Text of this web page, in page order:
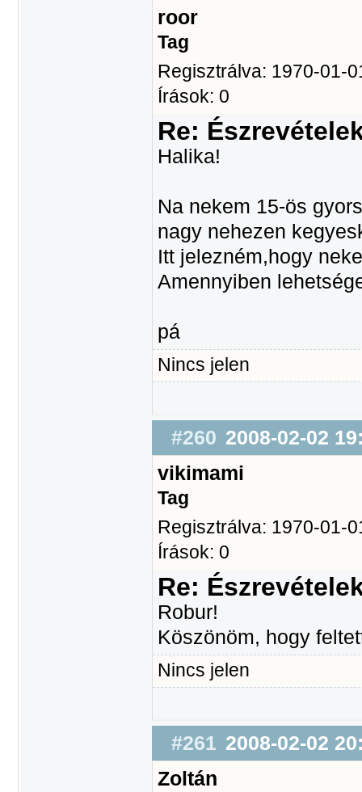
roor
Tag
Regisztrálva: 1970-01-
Írások: 0
Re:
Halika!
Na nekem 15-ös
nagy nehezen
Itt jelezném,hogy
Amennyiben
pá
Nincs jelen
#260 2008-02-02
vikimami
Tag
Regisztrálva: 1970-01-
Írások: 0
Re:
Robur!
Köszönöm, hogy
Nincs jelen
#261 2008-02-02
Zoltán